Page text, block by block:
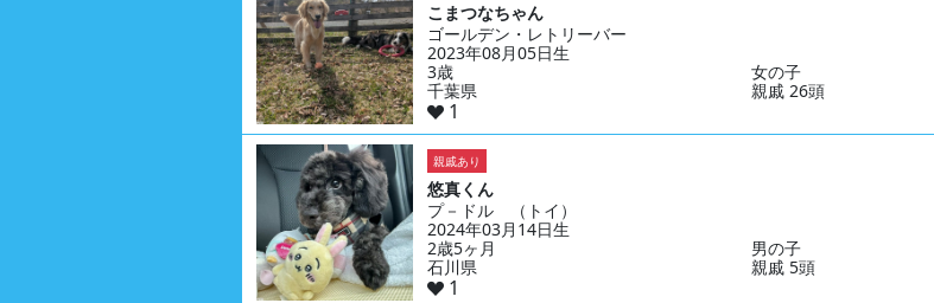
こまつなちゃん
ゴールデン・レトリーバー
2023年08月05日生
3歳
女の子
千葉県
親戚 26頭
1
親戚あり
悠真くん
プ－ドル （トイ）
2024年03月14日生
2歳5ヶ月
男の子
石川県
親戚 5頭
1